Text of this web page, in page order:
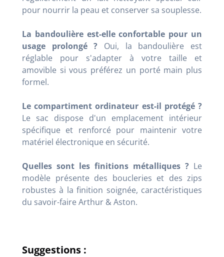
pour nourrir la peau et conserver sa souplesse.
La bandoulière est-elle confortable pour un
usage prolongé ? Oui, la bandoulière est
réglable pour s'adapter à votre taille et
amovible si vous préférez un porté main plus
formel.
Le compartiment ordinateur est-il protégé ?
Le sac dispose d'un emplacement intérieur
spécifique et renforcé pour maintenir votre
matériel électronique en sécurité.
Quelles sont les finitions métalliques ? Le
modèle présente des boucleries et des zips
robustes à la finition soignée, caractéristiques
du savoir-faire Arthur & Aston.
Suggestions :